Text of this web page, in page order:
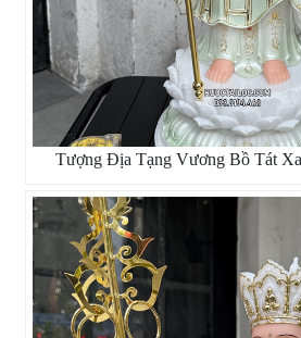
Tượng Địa Tạng Vương Bồ Tát